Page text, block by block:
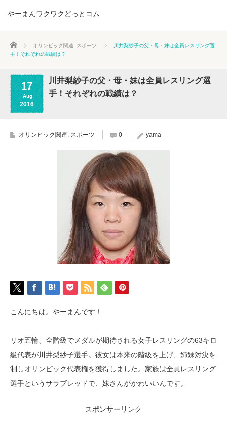
やーまんワクワクどっとコム
ホーム オリンピック関連 スポーツ
川井梨紗子の父・母・妹は全員レスリング選
手！それぞれの戦績は？
17
Aug
2016
川井梨紗子の父・母・妹は全員レスリング選
手！それぞれの戦績は？
オリンピック関連, スポーツ 0 yama
こんにちは。やーまんです！
リオ五輪、全階級でメダルが期待される女子レスリングの63キロ
級代表が川井梨紗子選手。彼女は本来の階級を上げ、姉妹対決を
制しオリンピック代表権を獲得しました。家族は全員レスリング
選手というサラブレッドで、妹さんがかわいいんです。
スポンサーリンク